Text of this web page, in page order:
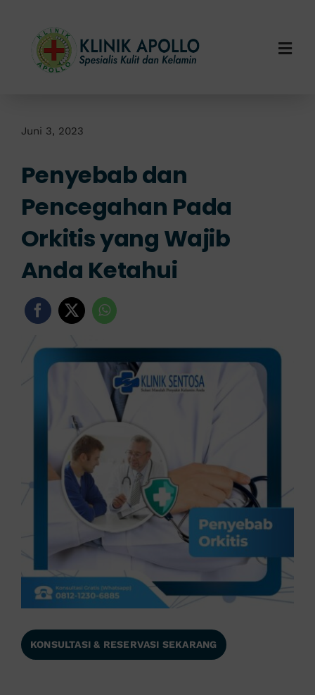
content
Layanan Kami
Info Klinik
Hubungi Kami
Juni 3, 2023
Penyebab dan
Pencegahan Pada
Orkitis yang Wajib
Anda Ketahui
KONSULTASI & RESERVASI SEKARANG